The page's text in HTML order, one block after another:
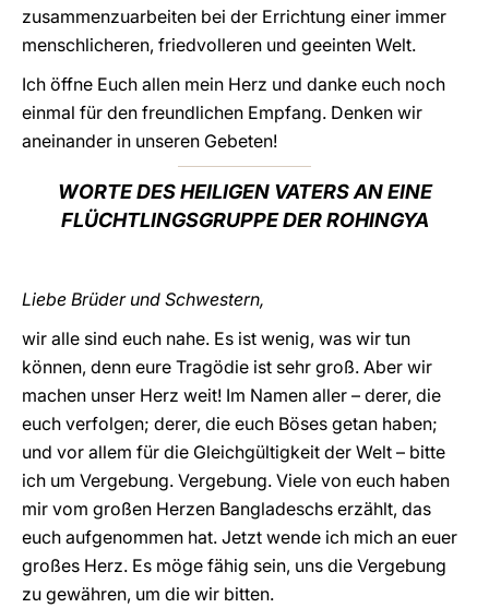
zusammenzuarbeiten bei der Errichtung einer immer
menschlicheren, friedvolleren und geeinten Welt.
Ich öffne Euch allen mein Herz und danke euch noch
einmal für den freundlichen Empfang. Denken wir
aneinander in unseren Gebeten!
WORTE DES HEILIGEN VATERS AN EINE
FLÜCHTLINGSGRUPPE DER ROHINGYA
Liebe Brüder und Schwestern,
wir alle sind euch nahe. Es ist wenig, was wir tun
können, denn eure Tragödie ist sehr groß. Aber wir
machen unser Herz weit! Im Namen aller – derer, die
euch verfolgen; derer, die euch Böses getan haben;
und vor allem für die Gleichgültigkeit der Welt – bitte
ich um Vergebung. Vergebung. Viele von euch haben
mir vom großen Herzen Bangladeschs erzählt, das
euch aufgenommen hat. Jetzt wende ich mich an euer
großes Herz. Es möge fähig sein, uns die Vergebung
zu gewähren, um die wir bitten.